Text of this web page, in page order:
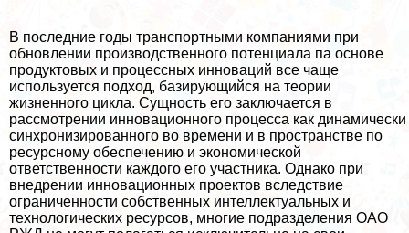
В последние годы трaнcпортными компаниями при
обновлении производственного потенциала па основе
продуктовых и процессных инноваций все чаще
используется подход, базирующийся на теории
жизненного цикла. Сущность его заключается в
рассмотрении инновационного процесса как динамически
синхронизированного во времени и в прострaнcтве по
ресурсному обеспечению и экономической
ответственности каждого его участника. Однако при
внедрении инновационных проектов вследствие
ограниченности собственных интеллектуальных и
технологических ресурсов, многие подразделения ОАО